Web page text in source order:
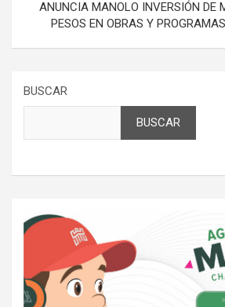
ANUNCIA MANOLO INVERSIÓN DE
PESOS EN OBRAS Y
BUSCAR
BUSCAR